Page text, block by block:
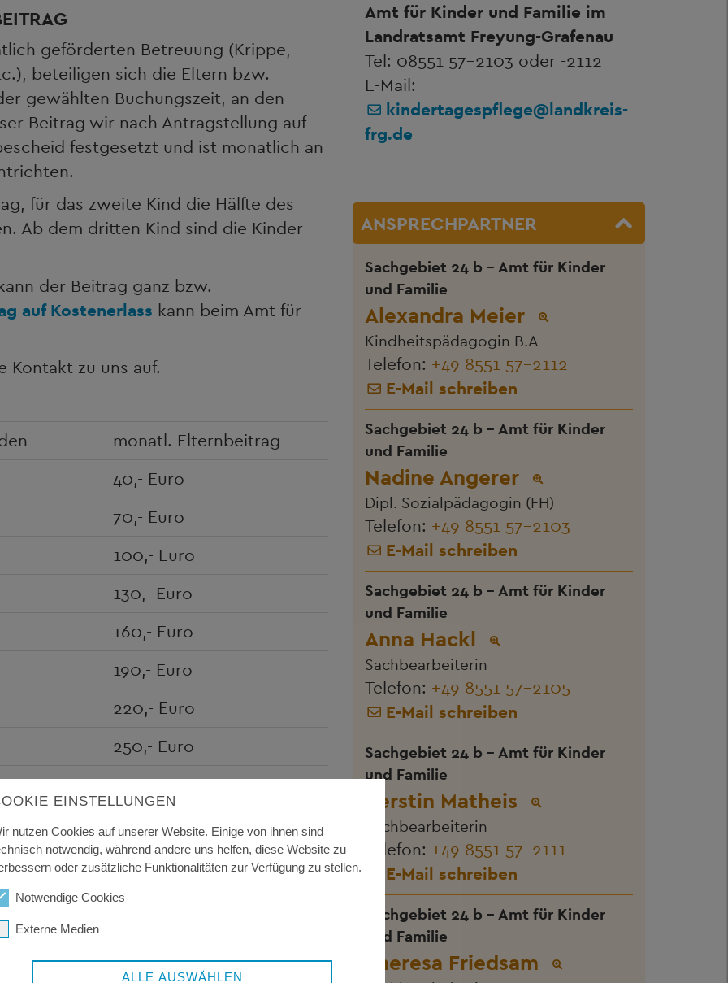
geförderten Betreuung (Krippe,
beteiligen sich die Eltern bzw.
gewählten Buchungszeit, an den
Beitrag wir nach Antragstellung auf
festgesetzt und ist monatlich an
für das zweite Kind die Hälfte des
Ab dem dritten Kind sind die Kinder
der Beitrag ganz bzw.
auf Kostenerlass kann beim Amt für
Kontakt zu uns auf.
monatl. Elternbeitrag
40,- Euro
70,- Euro
100,- Euro
130,- Euro
160,- Euro
190,- Euro
220,- Euro
250,- Euro
280,- Euro
310,- Euro
Amt für Kinder und Familie im
Landratsamt Freyung-Grafenau
Tel: 08551 57-2103 oder -2112
E-Mail:
kindertagespflege@landkreis-
frg.de
ANSPRECHPARTNER
Sachgebiet 24 b - Amt für Kinder
und Familie
Alexandra Meier
Kindheitspädagogin B.A
Telefon: +49 8551 57-2112
E-Mail schreiben
Sachgebiet 24 b - Amt für Kinder
und Familie
Nadine Angerer
Dipl. Sozialpädagogin (FH)
Telefon: +49 8551 57-2103
E-Mail schreiben
Sachgebiet 24 b - Amt für Kinder
und Familie
Anna Hackl
Sachbearbeiterin
Telefon: +49 8551 57-2105
E-Mail schreiben
Sachgebiet 24 b - Amt für Kinder
und Familie
Kerstin Matheis
Sachbearbeiterin
Telefon: +49 8551 57-2111
E-Mail schreiben
Sachgebiet 24 b - Amt für Kinder
und Familie
Theresa Friedsam
EINSTELLUNGEN
nutzen Cookies auf unserer Website. Einige von ihnen sind
notwendig, während andere uns helfen, diese Website zu
oder zusätzliche Funktionalitäten zur Verfügung zu stellen.
Notwendige Cookies
Externe Medien
ALLE AUSWÄHLEN